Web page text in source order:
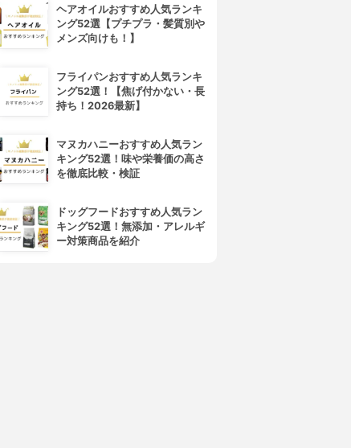
イソジン
イソジンクリアうがい薬
3.81(2)
大洋製薬(タイヨウセイヤク)
コサジン・ガーグル「TY」
ヘアオイルおすすめ人気ランキ
ング52選【プチプラ・髪質別や
メンズ向けも！】
フライパンおすすめ人気ランキ
ング52選！【焦げ付かない・長
持ち！2026最新】
マヌカハニーおすすめ人気ラン
キング52選！味や栄養価の高さ
を徹底比較・検証
ドッグフードおすすめ人気ラン
キング52選！無添加・アレルギ
ー対策商品を紹介